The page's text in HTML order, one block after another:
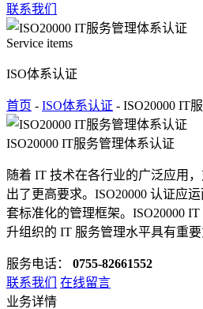
联系我们
Service items
ISO体系认证
首页 - ISO体系认证 - ISO20000 IT
ISO20000 IT服务管理体系认证
随着 IT 技术在各行业的广泛应用
出了更高要求。ISO20000 认证应
套标准化的管理框架。ISO20000
升组织的 IT 服务管理水平具有重要
服务电话：
0755-82661552
联系我们
在线留言
业务详情